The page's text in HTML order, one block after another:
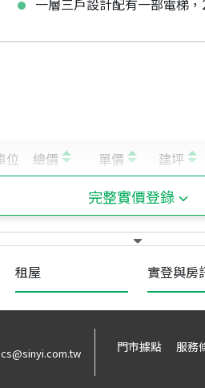
一層三戶設計配有一部電梯
完整實價登錄
租屋 實登與房
cs@sinyi.com.tw
門市據點 服務